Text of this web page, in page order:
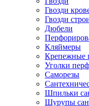
Гвозди
Гвозди
Дюбели
Кляймеры
Крепежные
Уголки
Саморезы
Шпильки
Шурупы